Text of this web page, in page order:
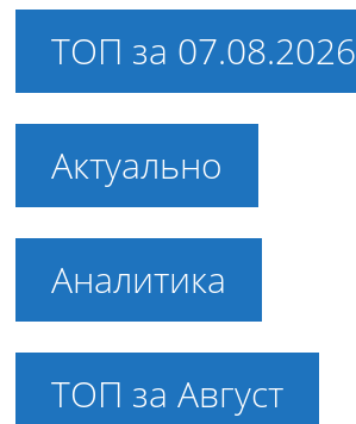
ТОП за 07.08.2026
Актуально
Аналитика
ТОП за Август